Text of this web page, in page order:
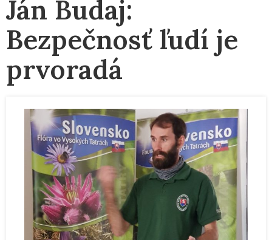
Ján Budaj:
Bezpečnosť ľudí je
prvoradá